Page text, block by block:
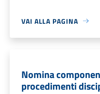
VAI ALLA PAGINA
Nomina
procedimenti